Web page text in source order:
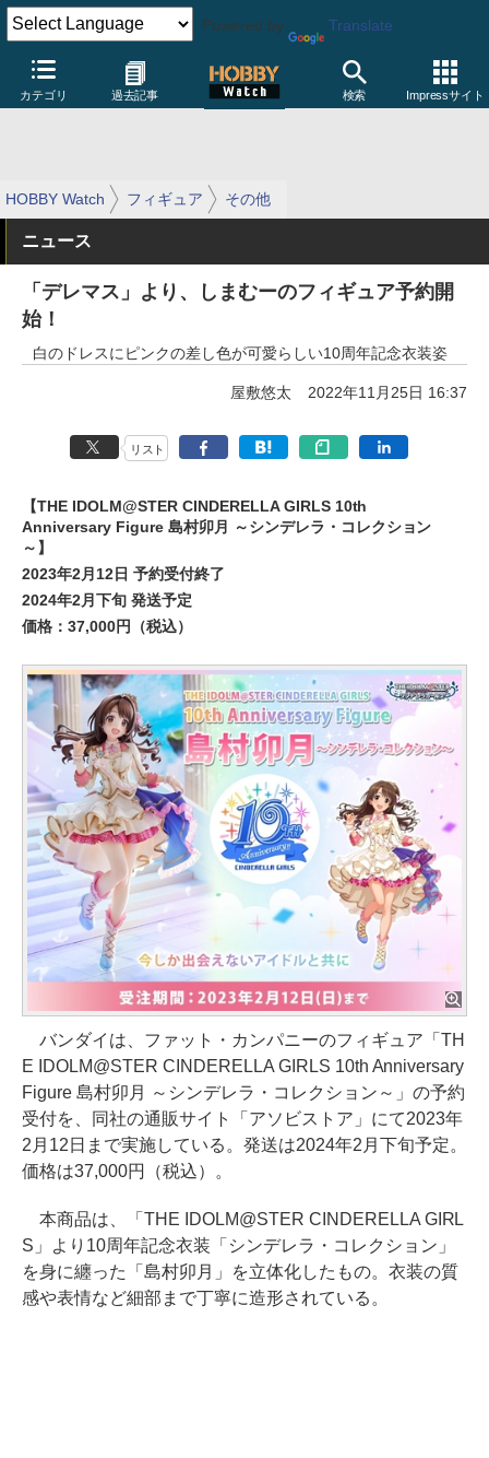
Powered by Translate
カテゴリ 過去記事 検索 Impressサイト
HOBBY Watch フィギュア その他
ニュース
「デレマス」より、しまむーのフィギュア予約開
始！
白のドレスにピンクの差し色が可愛らしい10周年記念衣装姿
屋敷悠太 2022年11月25日 16:37
リスト
【THE IDOLM@STER CINDERELLA GIRLS 10th
Anniversary Figure 島村卯月 ～シンデレラ・コレクション
～】
2023年2月12日 予約受付終了
2024年2月下旬 発送予定
価格：37,000円（税込）
バンダイは、ファット・カンパニーのフィギュア「TH
E IDOLM@STER CINDERELLA GIRLS 10th Anniversary
Figure 島村卯月 ～シンデレラ・コレクション～」の予約
受付を、同社の通販サイト「アソビストア」にて2023年
2月12日まで実施している。発送は2024年2月下旬予定。
価格は37,000円（税込）。
本商品は、「THE IDOLM@STER CINDERELLA GIRL
S」より10周年記念衣装「シンデレラ・コレクション」
を身に纏った「島村卯月」を立体化したもの。衣装の質
感や表情など細部まで丁寧に造形されている。